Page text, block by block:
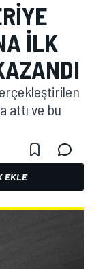
ILK
attı ve bu
EKLE